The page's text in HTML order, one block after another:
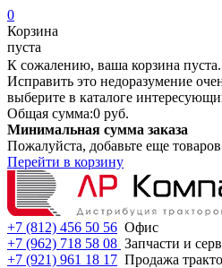
0
Корзина
пуста
К сожалению, ваша корзина пуста.
Исправить это недоразумение
выберите в каталоге
Общая сумма:0 руб.
Минимальная сумма заказа
Пожалуйста, добавьте еще
Перейти в корзину
+7 (812) 456 50 56 Офис
+7 (962) 718 58 08 Запчасти и
+7 (921) 961 18 17 Продажа